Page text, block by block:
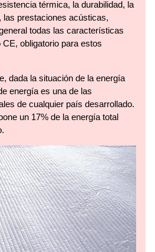
térmica, la durabilidad, la
las prestaciones acústicas,
todas las características
obligatorio para estos
dada la situación de la energía
energía es una de las
de cualquier país desarrollado.
un 17% de la energía total